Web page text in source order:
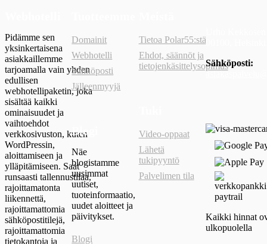
Pidämme sen
yksinkertaisena
asiakkaillemme
tarjoamalla vain yhden
edullisen
webhotellipaketin, joka
sisältää kaikki
ominaisuudet ja
vaihtoehdot
verkkosivuston, kuten
WordPressin,
aloittamiseen ja
ylläpitämiseen. Saat
runsaasti tallennustilaa,
rajoittamatonta
liikennettä,
rajoittamattomia
sähköpostitilejä,
rajoittamattomia
tietokantoja ja
Domainit
Webhotelli
Sähköposti
Jälleenmyyjä
Blogi
Näe
blogistamme
uusimmat
uutiset,
tuoteinformaatio,
uudet aloitteet ja
päivitykset.
Blogi
Tietoa Polar55:stä
Ehdot, säännöt ja
tietojenkäsittelysopimus
Video-oppaat
Lähetä
tukipyyntö
Palvelimen tila
00100, Helsinki
Sähköposti:
Kaikki hinnat
ulkopuolella